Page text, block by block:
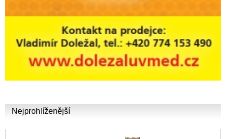
Nejprohlíženější